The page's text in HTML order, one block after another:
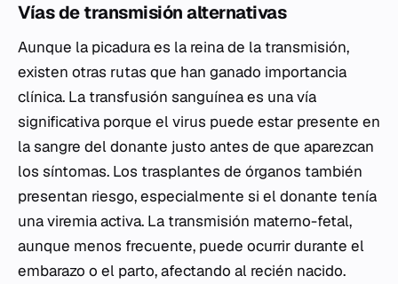
Vías de transmisión alternativas
Aunque la picadura es la reina de la transmisión,
existen otras rutas que han ganado importancia
clínica. La transfusión sanguínea es una vía
significativa porque el virus puede estar presente en
la sangre del donante justo antes de que aparezcan
los síntomas. Los trasplantes de órganos también
presentan riesgo, especialmente si el donante tenía
una viremia activa. La transmisión materno-fetal,
aunque menos frecuente, puede ocurrir durante el
embarazo o el parto, afectando al recién nacido.